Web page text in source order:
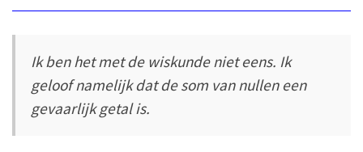
Ik ben het met de wiskunde niet eens. Ik
geloof namelijk dat de som van nullen een
gevaarlijk getal is.